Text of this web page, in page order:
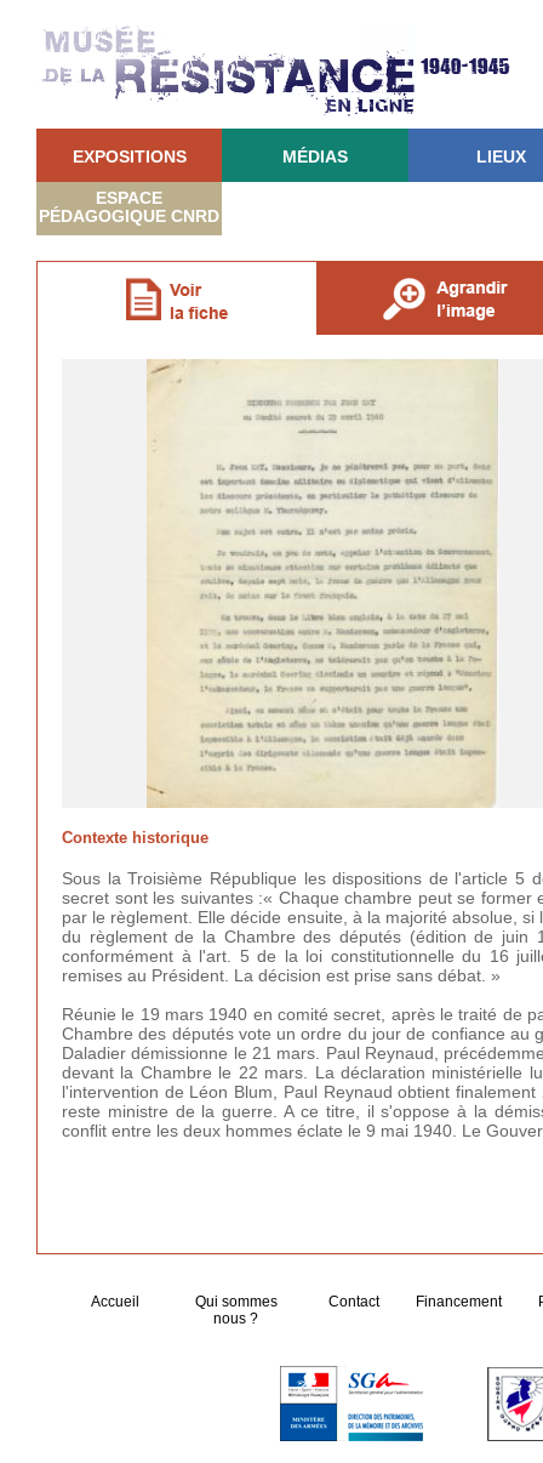
EXPOSITIONS MÉDIAS LIEUX
ESPACE
PÉDAGOGIQUE CNRD
Contexte historique
Sous la Troisième République les dispositions de l'article
secret sont les suivantes :« Chaque chambre peut se
par le règlement. Elle décide ensuite, à la majorité absolue,
du règlement de la Chambre des députés (édition de
conformément à l'art. 5 de la loi constitutionnelle du 16
remises au Président. La décision est prise sans débat. »
Réunie le 19 mars 1940 en comité secret, après le traité de
Chambre des députés vote un ordre du jour de confiance
Daladier démissionne le 21 mars. Paul Reynaud,
devant la Chambre le 22 mars. La déclaration ministérielle
l'intervention de Léon Blum, Paul Reynaud obtient
reste ministre de la guerre. A ce titre, il s'oppose à la
conflit entre les deux hommes éclate le 9 mai 1940. Le
Accueil
Qui sommes
nous ?
Contact Financement